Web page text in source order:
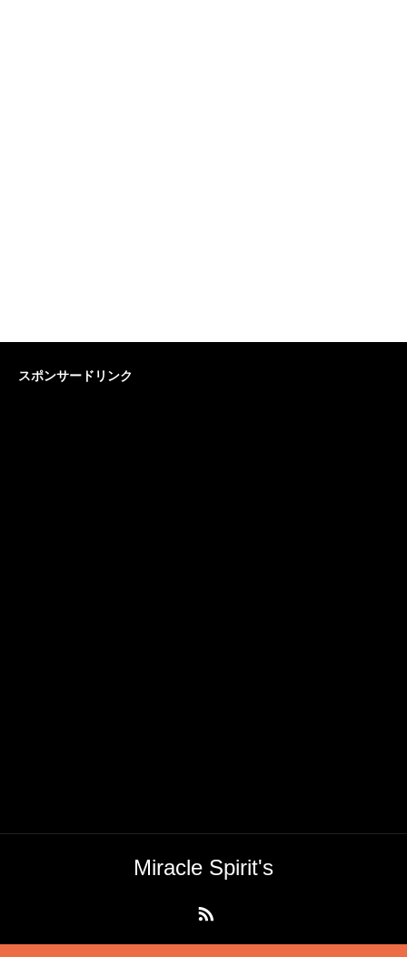
スポンサードリンク
Miracle Spirit's